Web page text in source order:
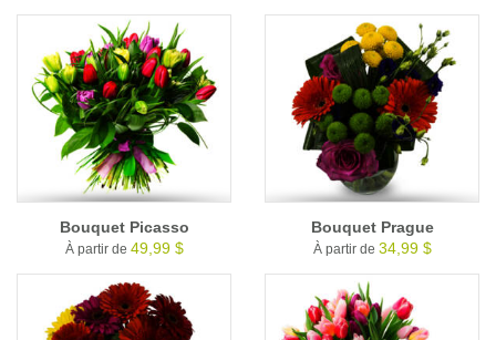
Bouquet Picasso
À partir de 49,99 $
Bouquet Prague
À partir de 34,99 $